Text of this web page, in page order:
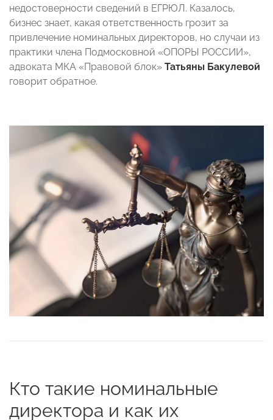
недостоверности сведений в ЕГРЮЛ. Казалось,
бизнес знает, какая ответственность грозит за
привлечение номинальных директоров, но случаи из
практики члена Подмосковной «ОПОРЫ РОССИИ»,
адвоката МКА «Правовой блок» Татьяны Бакулевой
говорит обратное.
Кто такие номинальные
директора и как их